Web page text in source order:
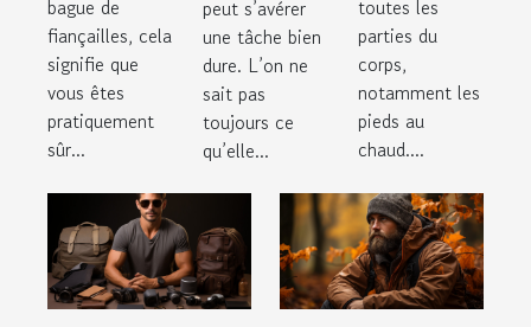
bague de
fiançailles, cela
signifie que
vous êtes
pratiquement
sûr...
peut s’avérer
une tâche bien
dure. L’on ne
sait pas
toujours ce
qu’elle...
bottes
pour
l’hiver ?
toutes les
parties du
corps,
notamment les
pieds au
chaud....